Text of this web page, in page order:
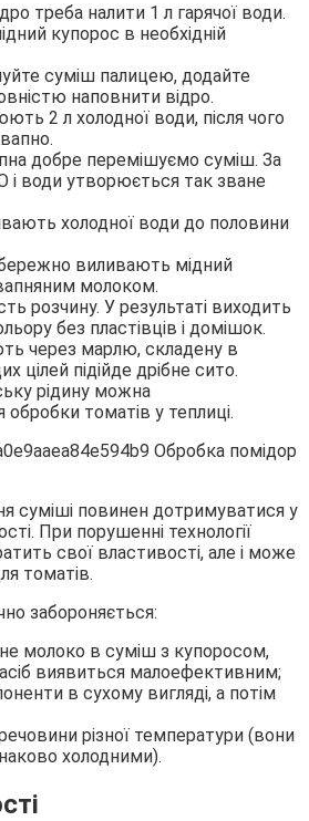
треба налити 1 л гарячої води.
купорос в необхідній
суміш палицею, додайте
наповнити відро.
2 л холодної води, після чого
добре перемішуємо суміш. За
і води утворюється так зване
холодної води до половини
виливають мідний
молоком.
розчину. У результаті виходить
без пластівців і домішок.
через марлю, складену в
цілей підійде дрібне сито.
рідину можна
томатів у теплиці.
суміші повинен дотримуватися у
При порушенні технології
свої властивості, але і може
томатів.
забороняється:
молоко в суміш з купоросом,
виявиться малоефективним;
в сухому вигляді, а потім
різної температури (вони
холодними).